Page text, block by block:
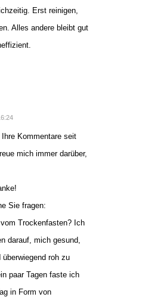
Erst reinigen,
Alles andere bleibt gut
Kommentare seit
mich immer darüber,
Sie fragen:
Trockenfasten? Ich
darauf, mich gesund,
roh zu
paar Tagen faste ich
in Form von